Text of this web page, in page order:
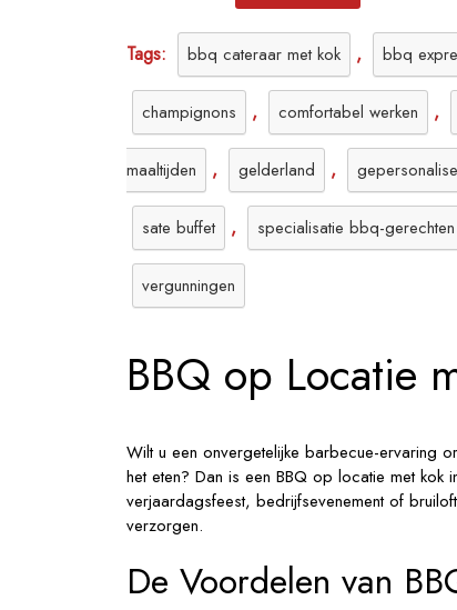
Tags: bbq cateraar met kok , bbq
champignons , comfortabel werken ,
maaltijden , gelderland ,
sate buffet , specialisatie bbq-gerechten
vergunningen
BBQ op Locatie
Wilt u een onvergetelijke barbecue-ervaring
het eten? Dan is een BBQ op locatie met
verjaardagsfeest, bedrijfsevenement of
verzorgen.
De Voordelen van